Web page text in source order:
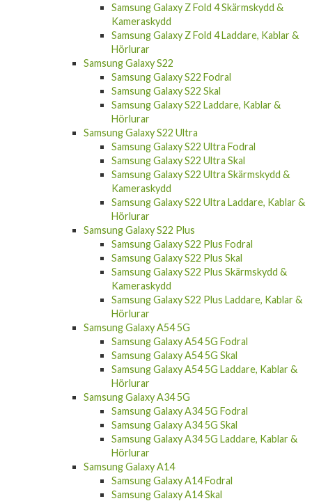
Samsung Galaxy Z Fold 4 Skärmskydd &
Kameraskydd
Samsung Galaxy Z Fold 4 Laddare, Kablar &
Hörlurar
Samsung Galaxy S22
Samsung Galaxy S22 Fodral
Samsung Galaxy S22 Skal
Samsung Galaxy S22 Laddare, Kablar &
Hörlurar
Samsung Galaxy S22 Ultra
Samsung Galaxy S22 Ultra Fodral
Samsung Galaxy S22 Ultra Skal
Samsung Galaxy S22 Ultra Skärmskydd &
Kameraskydd
Samsung Galaxy S22 Ultra Laddare, Kablar &
Hörlurar
Samsung Galaxy S22 Plus
Samsung Galaxy S22 Plus Fodral
Samsung Galaxy S22 Plus Skal
Samsung Galaxy S22 Plus Skärmskydd &
Kameraskydd
Samsung Galaxy S22 Plus Laddare, Kablar &
Hörlurar
Samsung Galaxy A54 5G
Samsung Galaxy A54 5G Fodral
Samsung Galaxy A54 5G Skal
Samsung Galaxy A54 5G Laddare, Kablar &
Hörlurar
Samsung Galaxy A34 5G
Samsung Galaxy A34 5G Fodral
Samsung Galaxy A34 5G Skal
Samsung Galaxy A34 5G Laddare, Kablar &
Hörlurar
Samsung Galaxy A14
Samsung Galaxy A14 Fodral
Samsung Galaxy A14 Skal